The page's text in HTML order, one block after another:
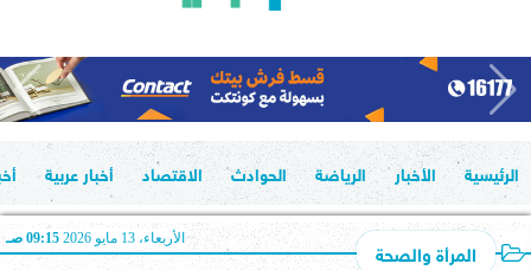
الرئيسية الأخبار الرياضة الحوادث الاقتصاد أخبار عربية
المرأة والصحة الأربعاء، 13 مايو 2026 09:15 صـ